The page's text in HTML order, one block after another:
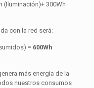
(Iluminación)+ 300Wh
con la red será:
= 600Wh
más energía de la
nuestros consumos